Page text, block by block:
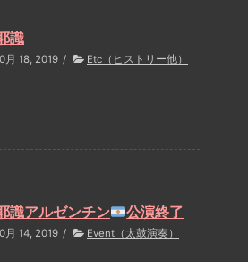
識
月 18, 2019 / Etc（ヒストリー他）
識アルゼンチン 公演終了
月 14, 2019 / Event（太鼓演奏）